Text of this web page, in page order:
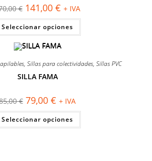
de
€ El
precio
original
era:
170,00 €.
141,00 € El
precio
actual
es:
141,00 €.
+ IVA
Seleccionar opciones
Este
tiene
opciones
de
, Sillas para colectividades, Sillas PVC
SILLA FAMA
€ El
precio
original
era:
85,00 €.
79,00 € El
precio
actual
es:
79,00 €.
+ IVA
Seleccionar opciones
Este
tiene